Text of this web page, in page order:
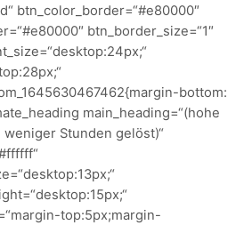
btn_color_border=“#e80000″
btn_border_size=“1″
bottom:
main_heading=“(hohe
weniger Stunden gelöst)“
top:5px;margin-